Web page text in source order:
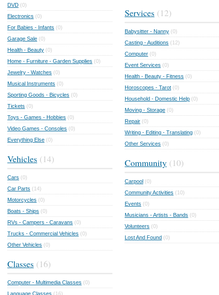
DVD (0)
Electronics (0)
For Babies - Infants (0)
Garage Sale (0)
Health - Beauty (0)
Home - Furniture - Garden Supplies (0)
Jewelry - Watches (0)
Musical Instruments (0)
Sporting Goods - Bicycles (0)
Tickets (0)
Toys - Games - Hobbies (0)
Video Games - Consoles (0)
Everything Else (0)
Vehicles (14)
Cars (0)
Car Parts (14)
Motorcycles (0)
Boats - Ships (0)
RVs - Campers - Caravans (0)
Trucks - Commercial Vehicles (0)
Other Vehicles (0)
Classes (16)
Computer - Multimedia Classes (0)
Language Classes (16)
Services (12)
Babysitter - Nanny (0)
Casting - Auditions (12)
Computer (0)
Event Services (0)
Health - Beauty - Fitness (0)
Horoscopes - Tarot (0)
Household - Domestic Help (0)
Moving - Storage (0)
Repair (0)
Writing - Editing - Translating (0)
Other Services (0)
Community (10)
Carpool (0)
Community Activities (10)
Events (0)
Musicians - Artists - Bands (0)
Volunteers (0)
Lost And Found (0)